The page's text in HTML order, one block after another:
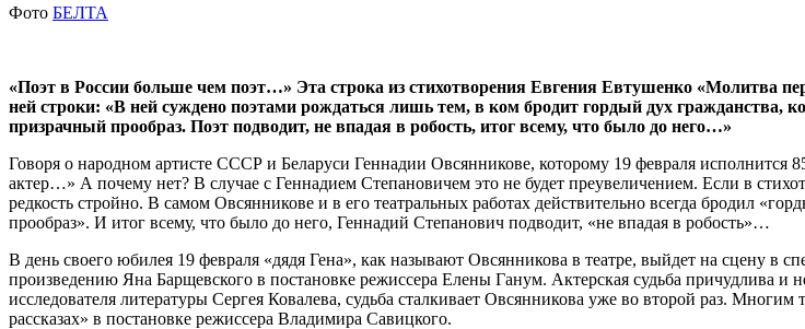
Фото БЕЛТА
«Поэт в России больше чем поэт…» Эта строка из стихотворения Евгения Евтушенко «Молитва
ней строки: «В ней суждено поэтами рождаться лишь тем, в ком бродит гордый дух гражданства,
призрачный прообраз. Поэт подводит, не впадая в робость, итог всему, что было до него…»
Говоря о народном артисте СССР и Беларуси Геннадии Овсянникове, которому 19 февраля исполнится
актер…» А почему нет? В случае с Геннадием Степановичем это не будет преувеличением. Если в
редкость стройно. В самом Овсянникове и в его театральных работах действительно всегда бродил
прообраз». И итог всему, что было до него, Геннадий Степанович подводит, «не впадая в робость»…
В день своего юбилея 19 февраля «дядя Гена», как называют Овсянникова в театре, вый­дет на сцену в
произведению Яна Барщевского в постановке режиссера Елены Ганум. Актерская судьба причудлива и
исследователя литературы Сергея Ковалева, судьба сталкивает Овсянникова уже во второй раз.
рассказах» в постановке режиссера Владимира Савицкого.